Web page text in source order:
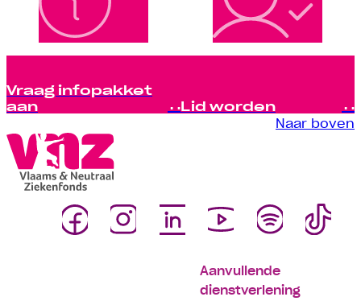
Vraag infopakket
aan Lid worden
Naar boven
Aanvullende
dienstverlening